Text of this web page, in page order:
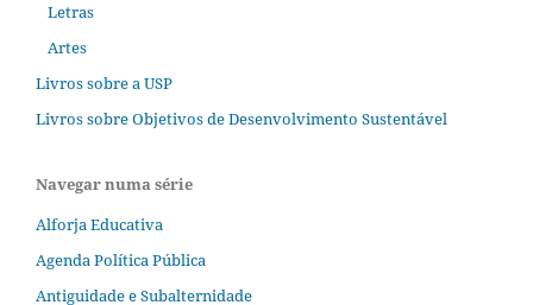
Letras
Artes
Livros sobre a USP
Livros sobre Objetivos de Desenvolvimento Sustentável
Navegar numa série
Alforja Educativa
Agenda Política Pública
Antiguidade e Subalternidade